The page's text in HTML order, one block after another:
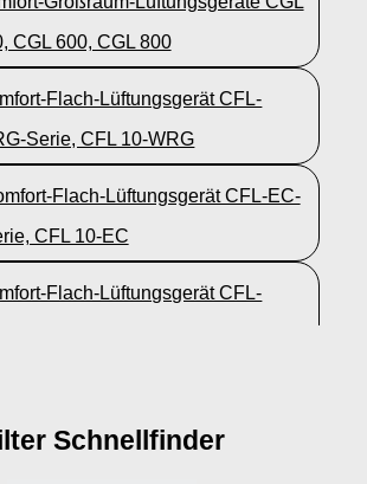
CGL 600, CGL 800
Flach-Lüftungsgerät CFL-
Serie, CFL 10-WRG
Flach-Lüftungsgerät CFL-EC-
CFL 10-EC
Flach-Lüftungsgerät CFL-
3000 Schnellfinder